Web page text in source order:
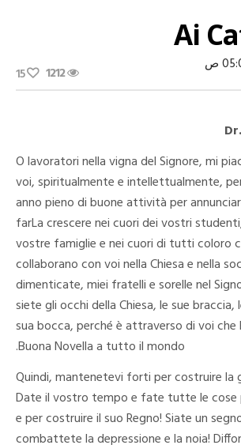
Ai
1212
15
O lavoratori nella vigna del Signore, mi
voi, spiritualmente e intellettualmente,
anno pieno di buone attività per
farLa crescere nei cuori dei vostri
vostre famiglie e nei cuori di tutti coloro
collaborano con voi nella Chiesa e nella
dimenticate, miei fratelli e sorelle nel
siete gli occhi della Chiesa, le sue braccia,
sua bocca, perché è attraverso di voi che
Buona Novella a tutto il mondo.
Quindi, mantenetevi forti per costruire la
Date il vostro tempo e fate tutte le cose
e per costruire il suo Regno! Siate un
combattete la depressione e la noia!